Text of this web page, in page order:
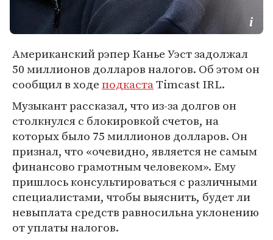
Американский рэпер Канье Уэст задолжал
50 миллионов долларов налогов. Об этом он
сообщил в ходеподкастаTimcast IRL.
Музыкант рассказал, что из-за долгов он
столкнулся с блокировкой счетов, на
которых было 75 миллионов долларов. Он
признал, что «очевидно, является не самым
финансово грамотным человеком». Ему
пришлось консультироваться с различными
специалистами, чтобы выяснить, будет ли
невыплата средств равносильна уклонению
от уплаты налогов.